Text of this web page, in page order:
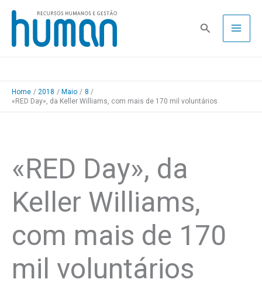
Skip
content
Pesquisa
Home 2018 Maio
8
«RED Day», da Keller Williams, com mais de 170 mil voluntários
«RED Day», da
Keller Williams,
com mais de 170
mil voluntários